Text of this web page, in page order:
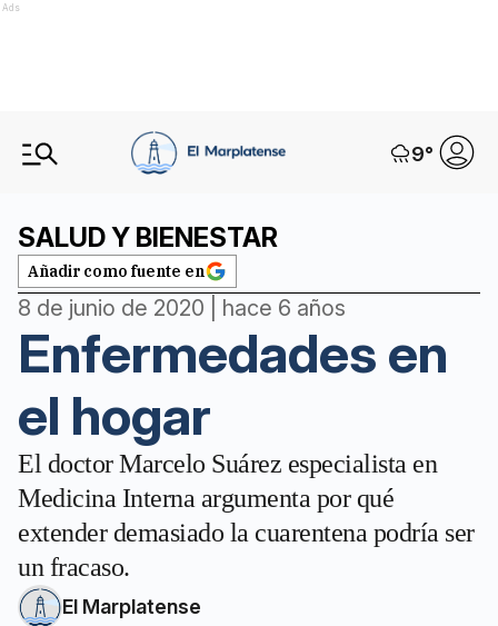
Ads
9°
SALUD Y BIENESTAR
Añadir como fuente en
8 de junio de 2020 | hace 6 años
Enfermedades en
el hogar
El doctor Marcelo Suárez especialista en
Medicina Interna argumenta por qué
extender demasiado la cuarentena podría ser
un fracaso.
El Marplatense